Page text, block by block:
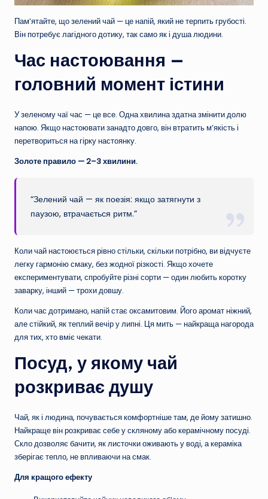
Пам’ятайте, що зелений чай — це напій, який не терпить грубості.
Він потребує лагідного дотику, так само як і душа людини.
Час настоювання —
головний момент істини
У зеленому чаї час — це все. Одна хвилина здатна змінити долю
напою. Якщо настоювати занадто довго, він втратить м’якість і
перетвориться на гірку настоянку.
Золоте правило — 2–3 хвилини.
“Зелений чай — як поезія: якщо затягнути з
паузою, втрачається ритм.”
Коли чай настоюється рівно стільки, скільки потрібно, ви відчуєте
легку гармонію смаку, без жодної різкості. Якщо хочете
експериментувати, спробуйте різні сорти — один любить коротку
заварку, інший — трохи довшу.
Коли час дотримано, напій стає оксамитовим. Його аромат ніжний,
але стійкий, як теплий вечір у липні. Ця мить — найкраща нагорода
для тих, хто вміє чекати.
Посуд, у якому чай
розкриває душу
Чай, як і людина, почувається комфортніше там, де йому затишно.
Найкраще він розкриває себе у скляному або керамічному посуді.
Скло дозволяє бачити, як листочки оживають у воді, а кераміка
зберігає тепло, не впливаючи на смак.
Для кращого ефекту